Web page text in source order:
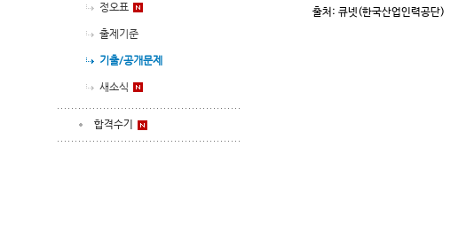
정오표
출제기준
기출/공개문제
새소식
합격수기
출처: 큐넷(한국산업인력공단)